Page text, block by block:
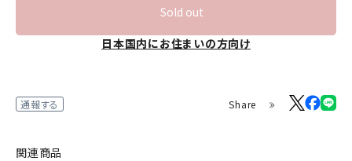
Sold out
日本国内にお住まいの方向け
通報する Share
関連商品